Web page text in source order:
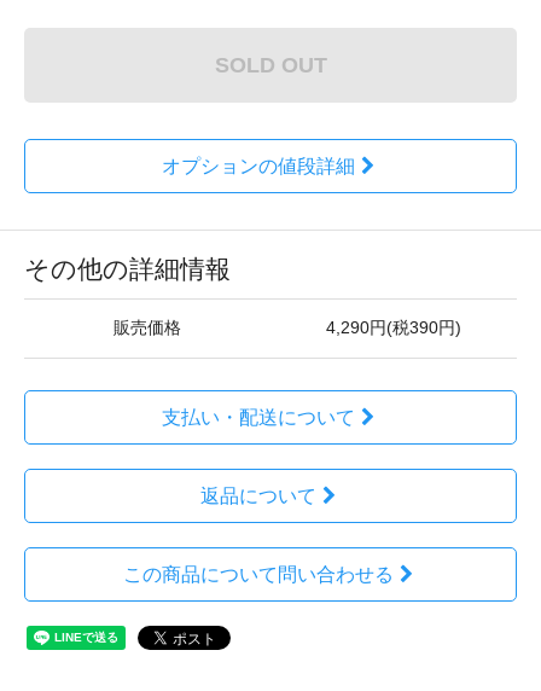
SOLD OUT
オプションの値段詳細
その他の詳細情報
販売価格 4,290円(税390円)
支払い・配送について
返品について
この商品について問い合わせる